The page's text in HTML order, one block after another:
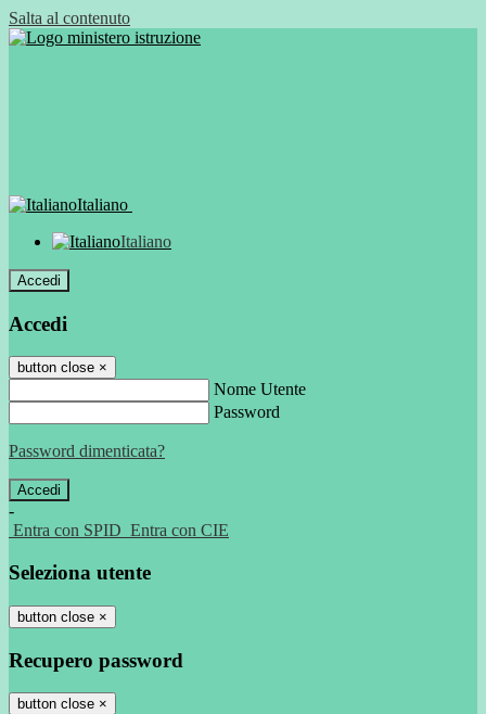
Salta al contenuto
Italiano
Italiano
Accedi
Accedi
button close ×
Nome Utente
Password
Password dimenticata?
-
Entra con SPID Entra con CIE
Seleziona utente
button close ×
Recupero password
button close ×